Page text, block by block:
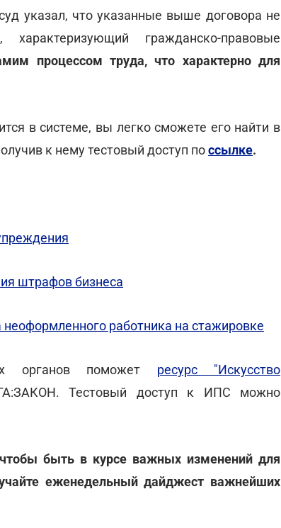
указал, что указанные выше договора не
гражданско-правовые
процессом труда, что характерно для
в системе, вы легко сможете его найти в
к нему тестовый доступ поссылке.
штрафов бизнеса
работника на стажировке
органов поможет ресурс "Искусство
Тестовый доступ к ИПС можно
быть в курсе важных изменений для
еженедельный дайджест важнейших